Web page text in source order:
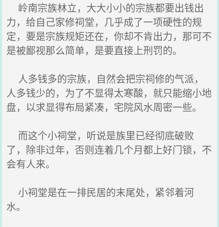
岭南宗族林立，大大小小的宗族都要出钱出
力，给自己家修祠堂，几乎成了一项硬性的规
定，要是宗族规矩还在，你却不肯出力，那可不
是被鄙视那么简单，是要直接上刑罚的。
人多钱多的宗族，自然会把宗祠修的气派，
人多钱少的，为了不显得太寒酸，就只能缩小地
盘，以求显得布局紧凑，宅院风水周密一些。
而这个小祠堂，听说是族里已经彻底破败
了，除非过年，否则连着几个月都上好门锁，不
会有人来。
小祠堂是在一排民居的末尾处，紧邻着河
水。